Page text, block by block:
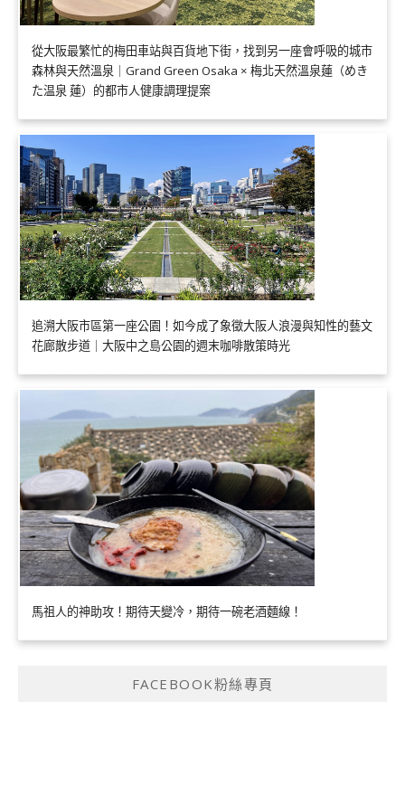
從大阪最繁忙的梅田車站與百貨地下街，找到另一座會呼吸的城市
森林與天然溫泉｜Grand Green Osaka × 梅北天然溫泉蓮（めき
た温泉 蓮）的都市人健康調理提案
追溯大阪市區第一座公園！如今成了象徵大阪人浪漫與知性的藝文
花廊散步道｜大阪中之島公園的週末咖啡散策時光
馬祖人的神助攻！期待天變冷，期待一碗老酒麵線！
FACEBOOK粉絲專頁